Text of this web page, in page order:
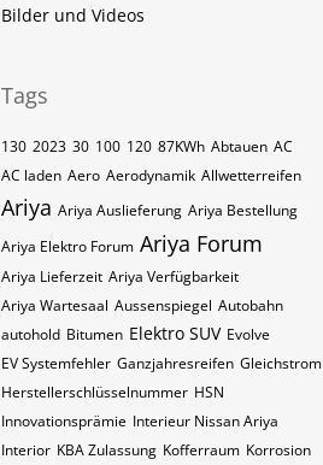
Bilder und Videos
Tags
130 2023 30 100 120 87KWh Abtauen AC
AC laden Aero Aerodynamik Allwetterreifen
Ariya Ariya Auslieferung Ariya Bestellung
Ariya Elektro Forum Ariya Forum
Ariya Lieferzeit Ariya Verfügbarkeit
Ariya Wartesaal Aussenspiegel Autobahn
autohold Bitumen Elektro SUV Evolve
EV Systemfehler Ganzjahresreifen Gleichstrom
Herstellerschlüsselnummer HSN
Innovationsprämie Interieur Nissan Ariya
Interior KBA Zulassung Kofferraum Korrosion